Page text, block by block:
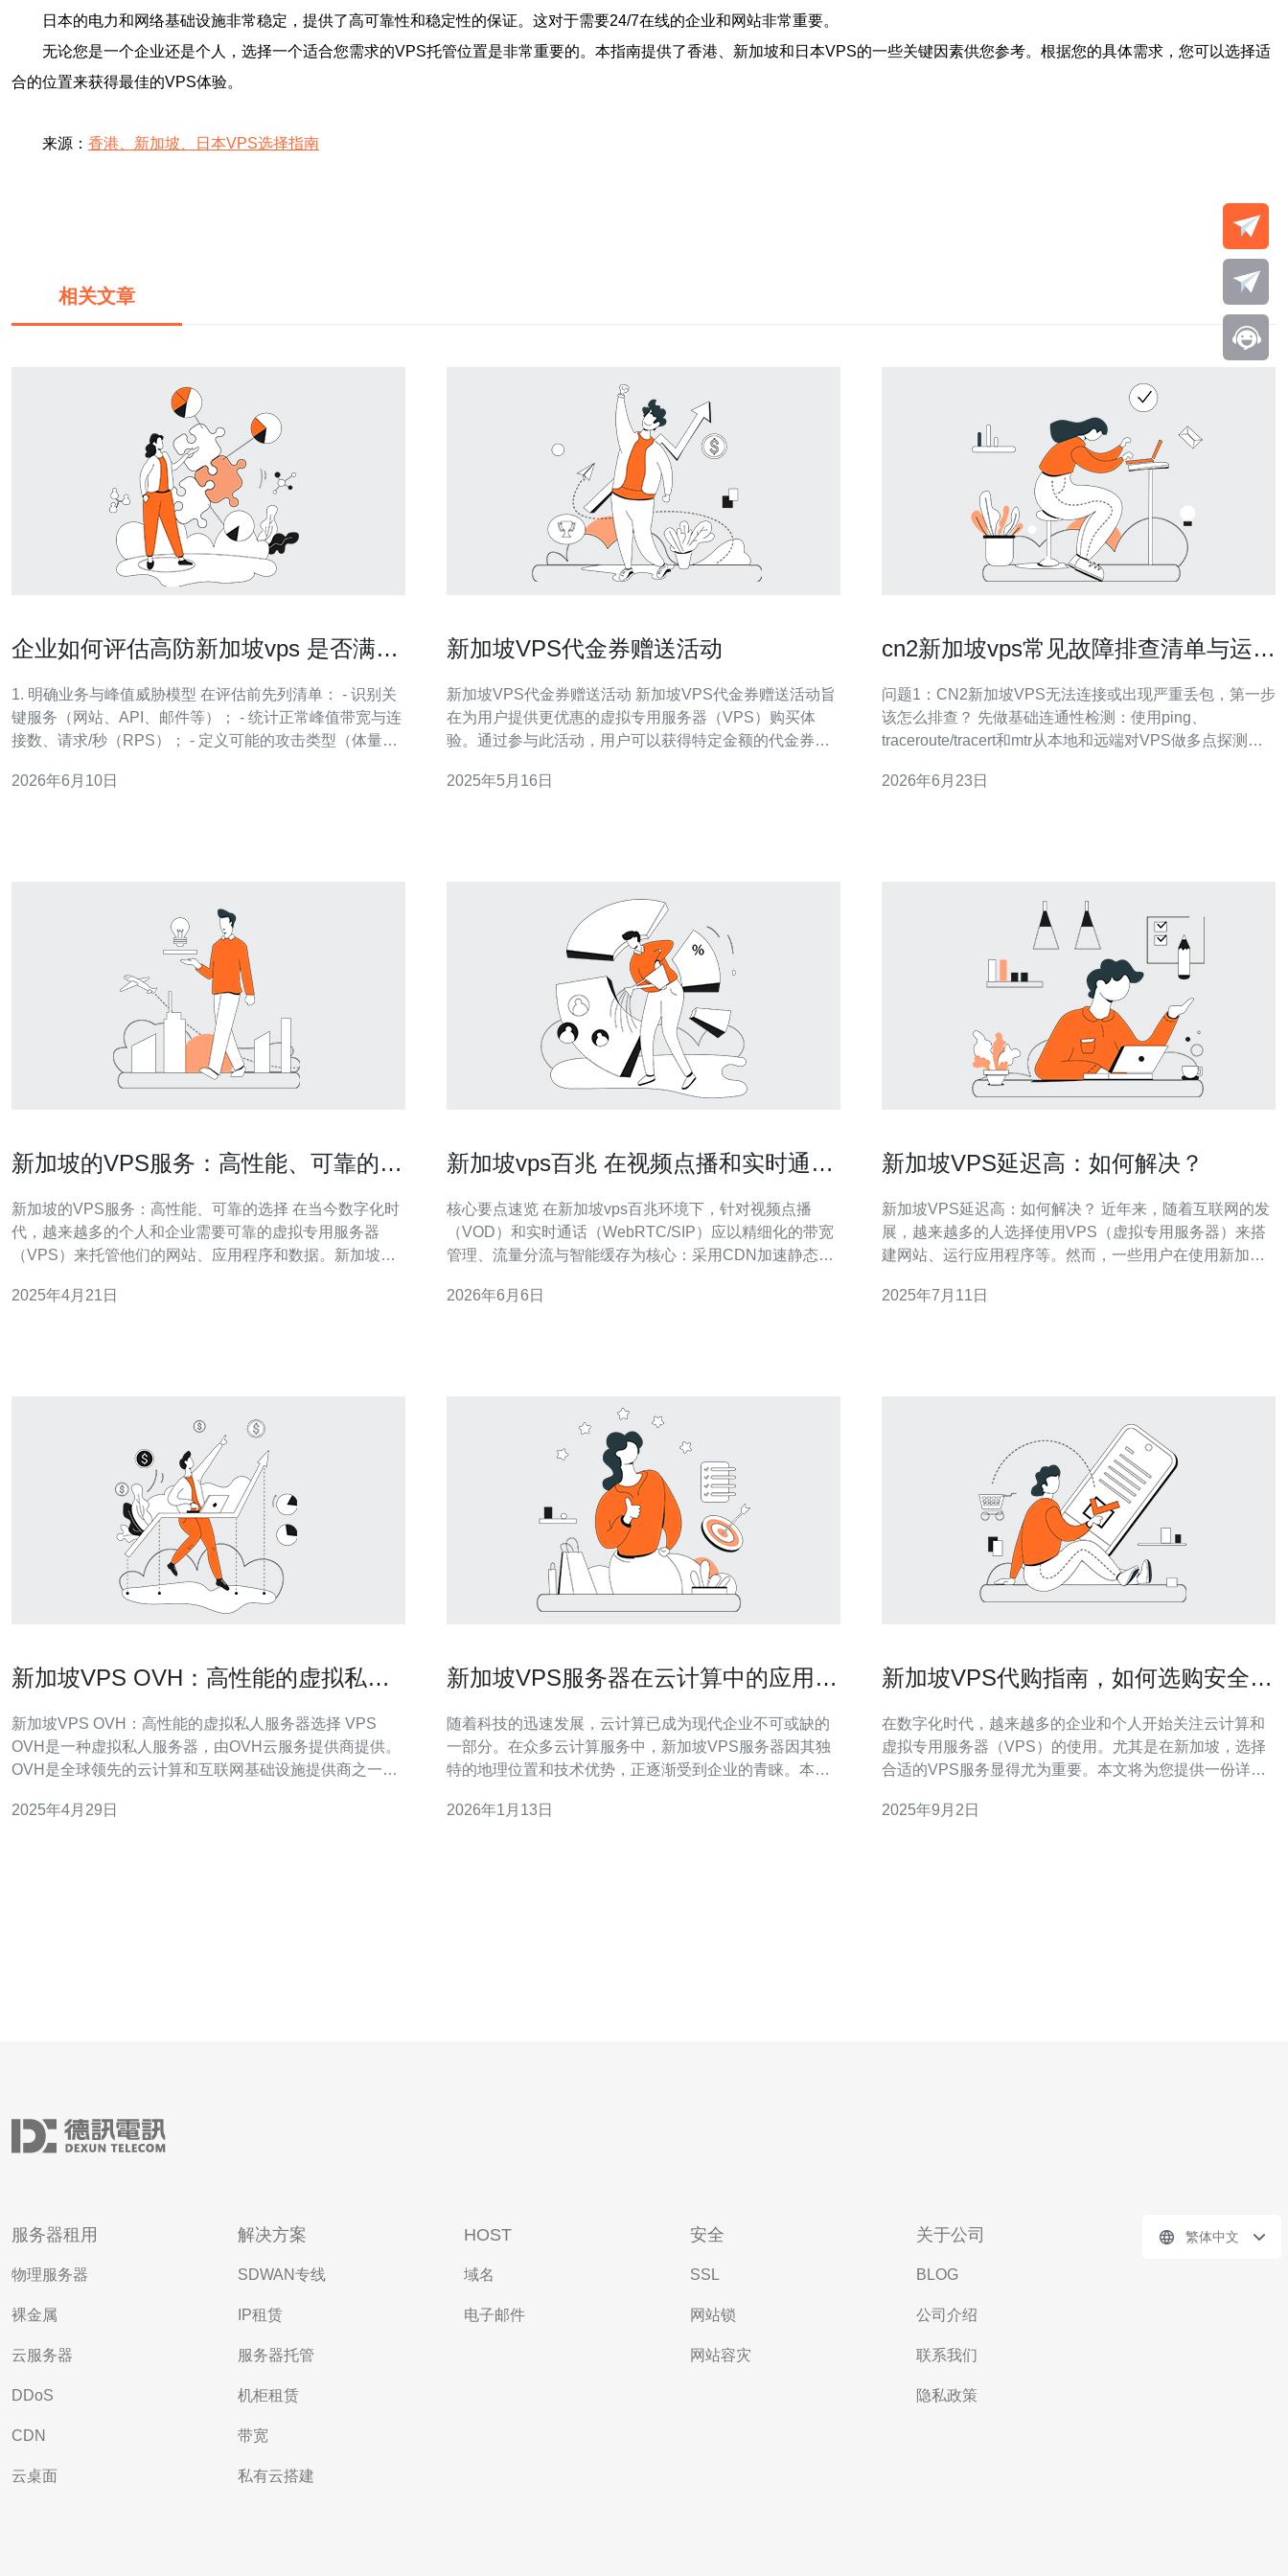
日本的电力和网络基础设施非常稳定，提供了高可靠性和稳定性的保证。这对于需要24/7在线的企业和网站非常重要。
无论您是一个企业还是个人，选择一个适合您需求的VPS托管位置是非常重要的。本指南提供了香港、新加坡和日本VPS的一些关键因素供您参考。根据您的具体需求，您可以选择适
合的位置来获得最佳的VPS体验。
来源： 香港、新加坡、日本VPS选择指南
相关文章
企业如何评估高防新加坡vps 是否满足
1. 明确业务与峰值威胁模型 在评估前先列清单： - 识别关
键服务（网站、API、邮件等）； - 统计正常峰值带宽与连
接数、请求/秒（RPS）； - 定义可能的攻击类型（体量型/
应商索要具体指标并记录： - 最大可清洗带宽
2026年6月10日
新加坡VPS代金券赠送活动
新加坡VPS代金券赠送活动 新加坡VPS代金券赠送活动旨
在为用户提供更优惠的虚拟专用服务器（VPS）购买体
验。通过参与此活动，用户可以获得特定金额的代金券，
2025年5月16日
cn2新加坡vps常见故障排查清单与运维
问题1：CN2新加坡VPS无法连接或出现严重丢包，第一步
该怎么排查？ 先做基础连通性检测：使用ping、
traceroute/tracert和mtr从本地和远端对VPS做多点探测，
常见包括上游ISP路由不稳定、CN2链路临时拥堵、防火墙
2026年6月23日
新加坡的VPS服务：高性能、可靠的选
新加坡的VPS服务：高性能、可靠的选择 在当今数字化时
代，越来越多的个人和企业需要可靠的虚拟专用服务器
（VPS）来托管他们的网站、应用程序和数据。新加坡作
互联网连接，成为了许多人首选的VPS托管地点。 新加坡
2025年4月21日
新加坡vps百兆 在视频点播和实时通话
核心要点速览 在新加坡vps百兆环境下，针对视频点播
（VOD）和实时通话（WebRTC/SIP）应以精细化的带宽
管理、流量分流与智能缓存为核心：采用CDN加速静态与
（QoS/HTB/fq_codel）、为实时业务配置TURN/优先路径
2026年6月6日
新加坡VPS延迟高：如何解决？
新加坡VPS延迟高：如何解决？ 近年来，随着互联网的发
展，越来越多的人选择使用VPS（虚拟专用服务器）来搭
建网站、运行应用程序等。然而，一些用户在使用新加坡
新加坡VPS延迟高的问题呢？本文将为您提供一些建议。
2025年7月11日
新加坡VPS OVH：高性能的虚拟私人
新加坡VPS OVH：高性能的虚拟私人服务器选择 VPS
OVH是一种虚拟私人服务器，由OVH云服务提供商提供。
OVH是全球领先的云计算和互联网基础设施提供商之一，
能：新加坡VPS OVH提供卓越的性能，具备快速的处理速
2025年4月29日
新加坡VPS服务器在云计算中的应用趋
随着科技的迅速发展，云计算已成为现代企业不可或缺的
一部分。在众多云计算服务中，新加坡VPS服务器因其独
特的地理位置和技术优势，正逐渐受到企业的青睐。本文
析其优势、市场现状和未来发展方向。 新加坡VPS服务器
2026年1月13日
新加坡VPS代购指南，如何选购安全可
在数字化时代，越来越多的企业和个人开始关注云计算和
虚拟专用服务器（VPS）的使用。尤其是在新加坡，选择
合适的VPS服务显得尤为重要。本文将为您提供一份详尽
务。 新加坡VPS的优势是什么？ 新加坡作为亚洲的科技中
2025年9月2日
服务器租用
物理服务器
裸金属
云服务器
DDoS
CDN
云桌面
解决方案
SDWAN专线
IP租赁
服务器托管
机柜租赁
带宽
私有云搭建
HOST
域名
电子邮件
安全
SSL
网站锁
网站容灾
关于公司
BLOG
公司介绍
联系我们
隐私政策
繁体中文